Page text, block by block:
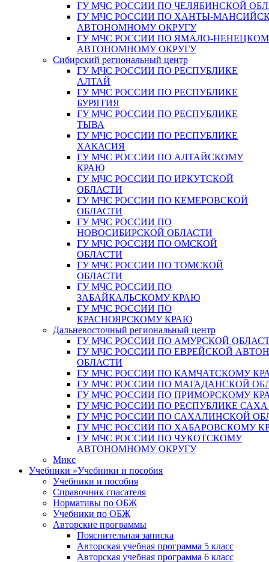
ГУ МЧС РОССИИ ПО ЧЕЛЯБИНСКОЙ
ГУ МЧС РОССИИ ПО ХАНТЫ-
АВТОНОМНОМУ ОКРУГУ
ГУ МЧС РОССИИ ПО ЯМАЛО-
АВТОНОМНОМУ ОКРУГУ
Сибирский региональный центр
ГУ МЧС РОССИИ ПО РЕСПУБЛИКЕ
АЛТАЙ
ГУ МЧС РОССИИ ПО РЕСПУБЛИКЕ
БУРЯТИЯ
ГУ МЧС РОССИИ ПО РЕСПУБЛИКЕ
ТЫВА
ГУ МЧС РОССИИ ПО РЕСПУБЛИКЕ
ХАКАСИЯ
ГУ МЧС РОССИИ ПО АЛТАЙСКОМУ
КРАЮ
ГУ МЧС РОССИИ ПО ИРКУТСКОЙ
ОБЛАСТИ
ГУ МЧС РОССИИ ПО КЕМЕРОВСКОЙ
ОБЛАСТИ
ГУ МЧС РОССИИ ПО
НОВОСИБИРСКОЙ ОБЛАСТИ
ГУ МЧС РОССИИ ПО ОМСКОЙ
ОБЛАСТИ
ГУ МЧС РОССИИ ПО ТОМСКОЙ
ОБЛАСТИ
ГУ МЧС РОССИИ ПО
ЗАБАЙКАЛЬСКОМУ КРАЮ
ГУ МЧС РОССИИ ПО
КРАСНОЯРСКОМУ КРАЮ
Дальневосточный региональный центр
ГУ МЧС РОССИИ ПО АМУРСКОЙ
ГУ МЧС РОССИИ ПО ЕВРЕЙСКОЙ
ОБЛАСТИ
ГУ МЧС РОССИИ ПО КАМЧАТСКОМУ
ГУ МЧС РОССИИ ПО МАГАДАНСКОЙ
ГУ МЧС РОССИИ ПО ПРИМОРСКОМУ
ГУ МЧС РОССИИ ПО РЕСПУБЛИКЕ
ГУ МЧС РОССИИ ПО САХАЛИНСКОЙ
ГУ МЧС РОССИИ ПО ХАБАРОВСКОМУ
ГУ МЧС РОССИИ ПО ЧУКОТСКОМУ
АВТОНОМНОМУ ОКРУГУ
Микс
Учебники »Учебники и пособия
Учебники и пособия
Справочник спасателя
Нормативы по ОБЖ
Учебники по ОБЖ
Авторские программы
Пояснительная записка
Авторская учебная программа 5 класс
Авторская учебная программа 6 класс